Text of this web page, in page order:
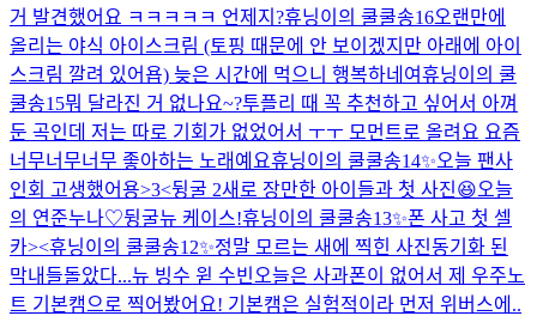
거 발견했어요 ㅋㅋㅋㅋㅋ 언제지?휴닝이의 쿨쿨송16오랜만에
올리는 야식 아이스크림 (토핑 때문에 안 보이겠지만 아래에 아이
스크림 깔려 있어욥) 늦은 시간에 먹으니 행복하네여휴닝이의 쿨
쿨송15뭐 달라진 거 없나요~?투플리 때 꼭 추천하고 싶어서 아껴
둔 곡인데 저는 따로 기회가 없었어서 ㅜㅜ 모먼트로 올려요 요즘
너무너무너무 좋아하는 노래예요휴닝이의 쿨쿨송14✨오늘 팬사
인회 고생했어용>3<뒹굴 2새로 장만한 아이들과 첫 사진😆오늘
의 연준누나♡뒹굴뉴 케이스!휴닝이의 쿨쿨송13✨폰 사고 첫 셀
카><휴닝이의 쿨쿨송12✨정말 모르는 새에 찍힌 사진동기화 된
막내들돌았다...뉴 빙수 윋 수빈 오늘은 사과폰이 없어서 제 우주노
트 기본캠으로 찍어봤어요! 기본캠은 실험적이라 먼저 위버스에..